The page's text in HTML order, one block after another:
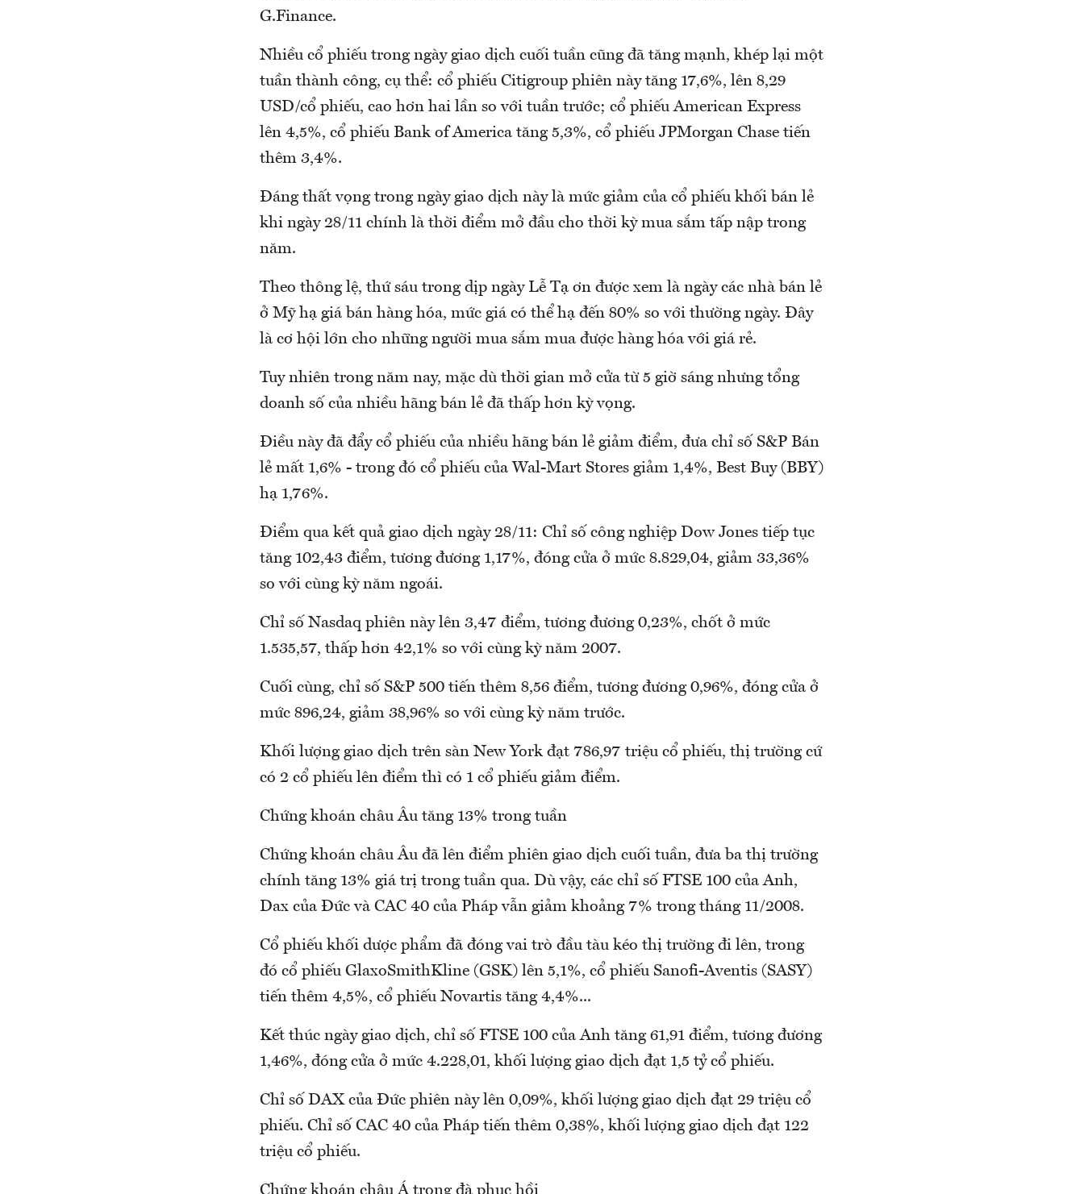
G.Finance.
Nhiều cổ phiếu trong ngày giao dịch cuối tuần cũng đã tăng mạnh, khép lại một
tuần thành công, cụ thể: cổ phiếu Citigroup phiên này tăng 17,6%, lên 8,29
USD/cổ phiếu, cao hơn hai lần so với tuần trước; cổ phiếu American Express
lên 4,5%, cổ phiếu Bank of America tăng 5,3%, cổ phiếu JPMorgan Chase tiến
thêm 3,4%.
Đáng thất vọng trong ngày giao dịch này là mức giảm của cổ phiếu khối bán lẻ
khi ngày 28/11 chính là thời điểm mở đầu cho thời kỳ mua sắm tấp nập trong
năm.
Theo thông lệ, thứ sáu trong dịp ngày Lễ Tạ ơn được xem là ngày các nhà bán lẻ
ở Mỹ hạ giá bán hàng hóa, mức giá có thể hạ đến 80% so với thường ngày. Đây
là cơ hội lớn cho những người mua sắm mua được hàng hóa với giá rẻ.
Tuy nhiên trong năm nay, mặc dù thời gian mở cửa từ 5 giờ sáng nhưng tổng
doanh số của nhiều hãng bán lẻ đã thấp hơn kỳ vọng.
Điều này đã đẩy cổ phiếu của nhiều hãng bán lẻ giảm điểm, đưa chỉ số S&P Bán
lẻ mất 1,6% - trong đó cổ phiếu của Wal-Mart Stores giảm 1,4%, Best Buy (BBY)
hạ 1,76%.
Điểm qua kết quả giao dịch ngày 28/11: Chỉ số công nghiệp Dow Jones tiếp tục
tăng 102,43 điểm, tương đương 1,17%, đóng cửa ở mức 8.829,04, giảm 33,36%
so với cùng kỳ năm ngoái.
Chỉ số Nasdaq phiên này lên 3,47 điểm, tương đương 0,23%, chốt ở mức
1.535,57, thấp hơn 42,1% so với cùng kỳ năm 2007.
Cuối cùng, chỉ số S&P 500 tiến thêm 8,56 điểm, tương đương 0,96%, đóng cửa ở
mức 896,24, giảm 38,96% so với cùng kỳ năm trước.
Khối lượng giao dịch trên sàn New York đạt 786,97 triệu cổ phiếu, thị trường cứ
có 2 cổ phiếu lên điểm thì có 1 cổ phiếu giảm điểm.
Chứng khoán châu Âu tăng 13% trong tuần
Chứng khoán châu Âu đã lên điểm phiên giao dịch cuối tuần, đưa ba thị trường
chính tăng 13% giá trị trong tuần qua. Dù vậy, các chỉ số FTSE 100 của Anh,
Dax của Đức và CAC 40 của Pháp vẫn giảm khoảng 7% trong tháng 11/2008.
Cổ phiếu khối dược phẩm đã đóng vai trò đầu tàu kéo thị trường đi lên, trong
đó cổ phiếu GlaxoSmithKline (GSK) lên 5,1%, cổ phiếu Sanofi-Aventis (SASY)
tiến thêm 4,5%, cổ phiếu Novartis tăng 4,4%...
Kết thúc ngày giao dịch, chỉ số FTSE 100 của Anh tăng 61,91 điểm, tương đương
1,46%, đóng cửa ở mức 4.228,01, khối lượng giao dịch đạt 1,5 tỷ cổ phiếu.
Chỉ số DAX của Đức phiên này lên 0,09%, khối lượng giao dịch đạt 29 triệu cổ
phiếu. Chỉ số CAC 40 của Pháp tiến thêm 0,38%, khối lượng giao dịch đạt 122
triệu cổ phiếu.
Chứng khoán châu Á trong đà phục hồi